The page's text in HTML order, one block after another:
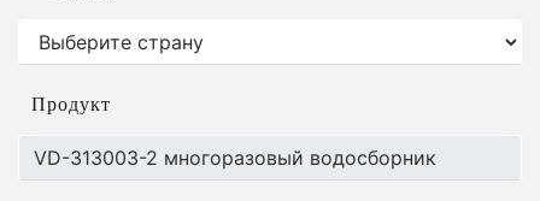
Продукт